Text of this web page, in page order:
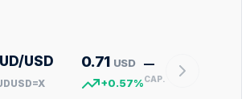
USD 0.71 USD
+0.57%
—
CAP.